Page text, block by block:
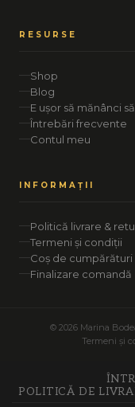
RESURSE
Shop
Blog
E ușor să mănânci
Întrebări frecvente
Contul meu
INFORMAȚII
Politică livrare &
Termeni și condiții
Coș de cumpărături
Finalizare comandă
© 2026 Marina
Termeni și
POLITICĂ DE